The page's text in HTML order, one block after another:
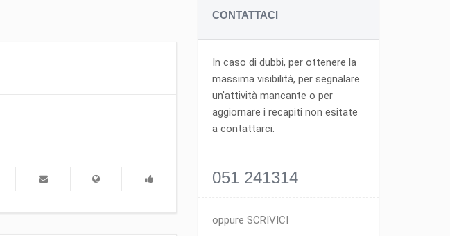
CONTATTACI
In caso di dubbi, per ottenere la
massima visibilità, per segnalare
un'attività mancante o per
aggiornare i recapiti non esitate
a contattarci.
051 241314
oppure SCRIVICI